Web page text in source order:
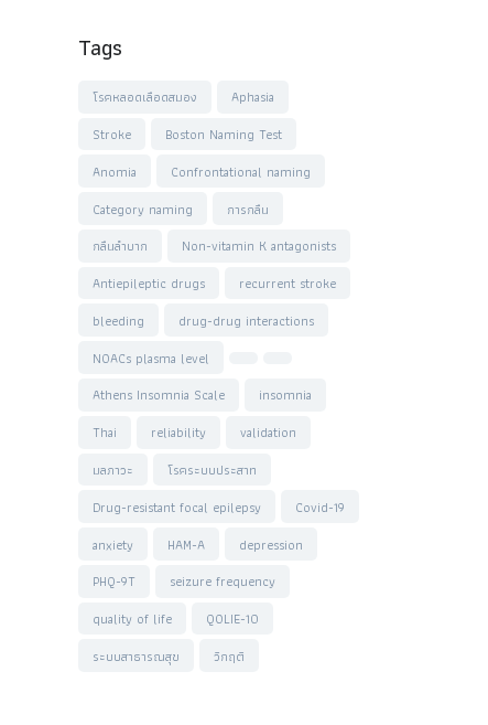
Tags
โรคหลอดเลือดสมอง
Aphasia
Stroke
Boston Naming Test
Anomia
Confrontational naming
Category naming
การกลืน
กลืนลำบาก
Non-vitamin K antagonists
Antiepileptic drugs
recurrent stroke
bleeding
drug-drug interactions
NOACs plasma level
Athens Insomnia Scale
insomnia
Thai
reliability
validation
มลภาวะ
โรคระบบประสาท
Drug-resistant focal epilepsy
Covid-19
anxiety
HAM-A
depression
PHQ-9T
seizure frequency
quality of life
QOLIE-10
ระบบสาธารณสุข
วิกฤติ